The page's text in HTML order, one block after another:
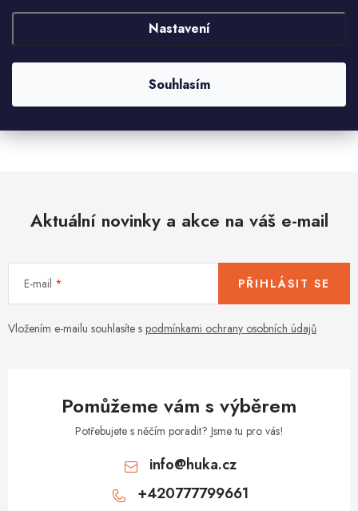
Nastavení
Souhlasím
Ivana Mimrackova
4.8.2026
Jaroslav Kováč
2.8.2026
Aktuální novinky a akce na váš e-mail
E-mail
Vložením e-mailu souhlasíte s podmínkami ochrany osobních údajů
PŘIHLÁSIT SE
Pomůžeme vám s výběrem
Potřebujete s něčím poradit? Jsme tu pro vás!
info@huka.cz
+420777799661